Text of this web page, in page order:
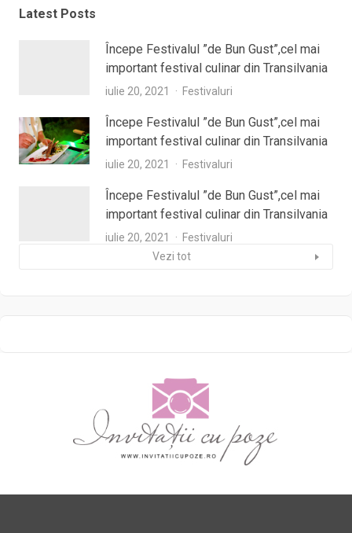
Latest Posts
Începe Festivalul ”de Bun Gust”,cel mai
important festival culinar din Transilvania
iulie 20, 2021 Festivaluri
Începe Festivalul ”de Bun Gust”,cel mai
important festival culinar din Transilvania
iulie 20, 2021 Festivaluri
Începe Festivalul ”de Bun Gust”,cel mai
important festival culinar din Transilvania
iulie 20, 2021
Festivaluri
Vezi tot